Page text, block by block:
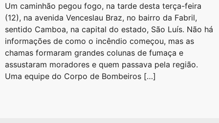
Um caminhão pegou fogo, na tarde desta terça-feira
(12), na avenida Venceslau Braz, no bairro da Fabril,
sentido Camboa, na capital do estado, São Luís. Não há
informações de como o incêndio começou, mas as
chamas formaram grandes colunas de fumaça e
assustaram moradores e quem passava pela região.
Uma equipe do Corpo de Bombeiros […]